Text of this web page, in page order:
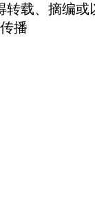
转载、摘编或
播